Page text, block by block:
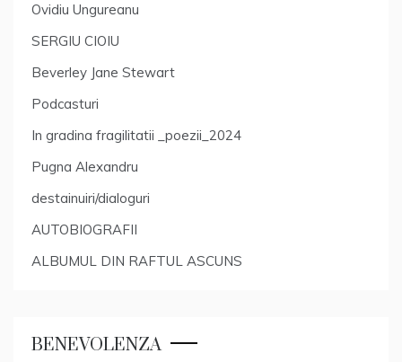
Ovidiu Ungureanu
SERGIU CIOIU
Beverley Jane Stewart
Podcasturi
In gradina fragilitatii _poezii_2024
Pugna Alexandru
destainuiri/dialoguri
AUTOBIOGRAFII
ALBUMUL DIN RAFTUL ASCUNS
BENEVOLENZA